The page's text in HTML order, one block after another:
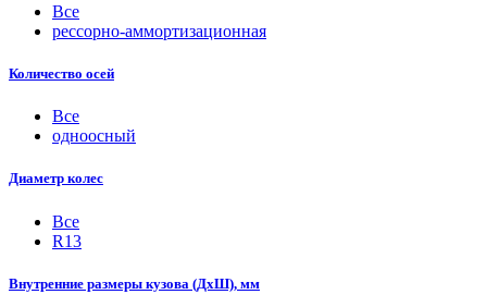
Все
рессорно-аммортизационная
Количество осей
Все
одноосный
Диаметр колес
Все
R13
Внутренние размеры кузова (ДхШ), мм